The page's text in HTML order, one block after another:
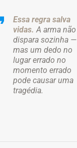
Essa regra salva
vidas. A arma não
dispara sozinha —
mas um dedo no
lugar errado no
momento errado
pode causar uma
tragédia.